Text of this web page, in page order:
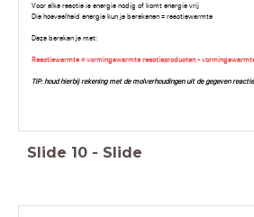
Voor elke reactie is energie nodig of komt energie vrij
Die hoeveelheid energie kun je berekenen = reactiewarmte
Deze bereken je met:
Reactiewarmte = vormingswarmte reactieproducten -
TIP: houd hierbij rekening met de molverhoudingen uit de gegeven
Slide 10 - Slide